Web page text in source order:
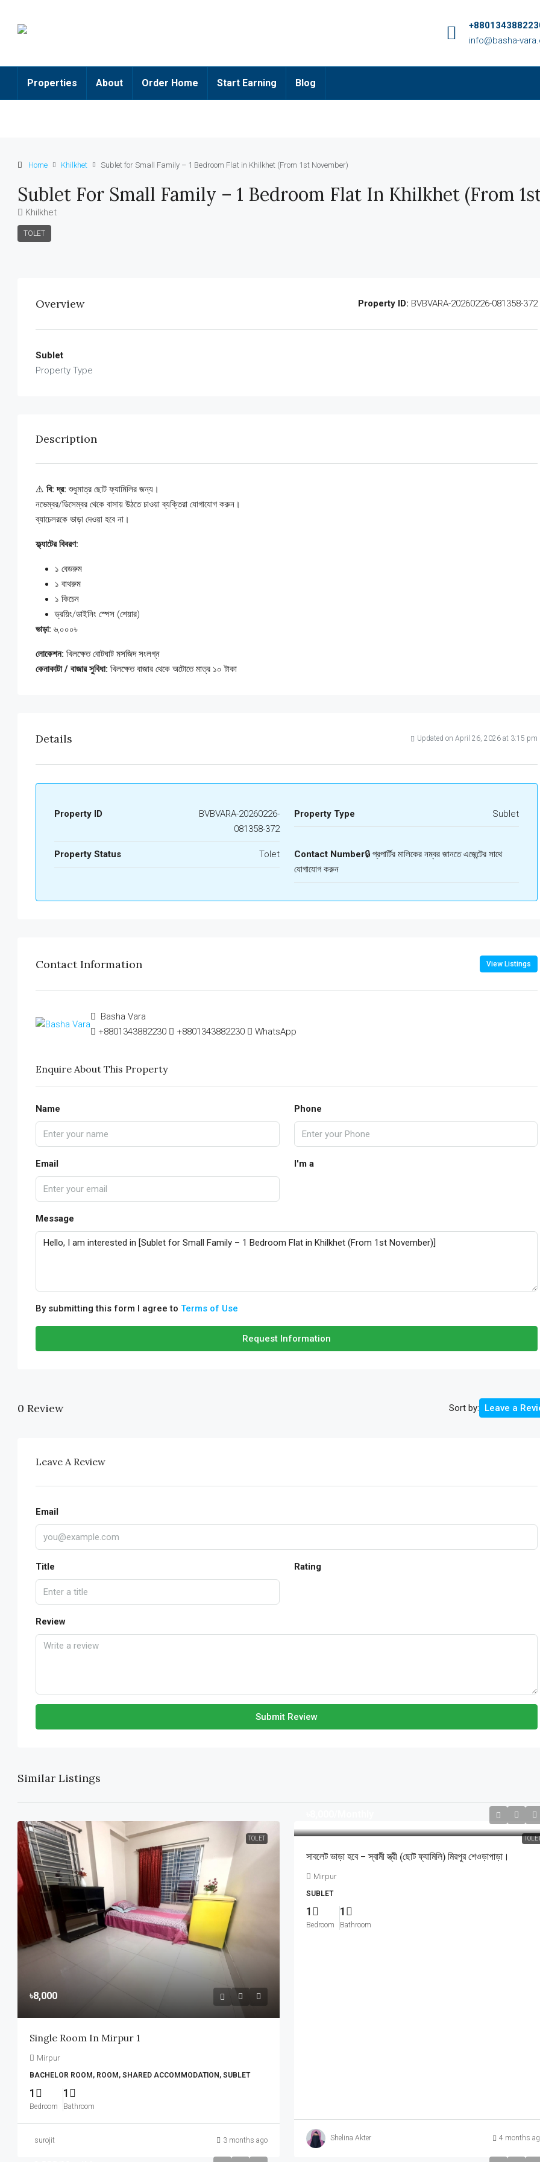
info@basha-
Properties About Order Home Start Earning Blog
Home Khilkhet Sublet for Small Family – 1 Bedroom Flat in Khilkhet (From 1st November)
Sublet For Small Family – 1 Bedroom Flat In Khilkhet (From
Khilkhet
TOLET
Overview Property ID: BVBVARA-20260226-081358-372
Sublet
Property Type
Description
⚠️ বি: দ্র: শুধুমাত্র ছোট ফ্যামিলির জন্য।
নভেম্বর/ডিসেম্বর থেকে বাসায় উঠতে চাওয়া ব্যক্তিরা যোগাযোগ করুন।
ব্যাচেলরকে ভাড়া দেওয়া হবে না।
ফ্ল্যাটের বিবরণ:
১ বেডরুম
১ বাথরুম
১ কিচেন
ড্রয়িং/ডাইনিং স্পেস (শেয়ার)
ভাড়া: ৬,০০০৳
লোকেশন: খিলক্ষেত বোটঘাট মসজিদ সংলগ্ন
কেনাকাটা / বাজার সুবিধা: খিলক্ষেত বাজার থেকে অটোতে মাত্র ১০ টাকা
Details Updated on April 26, 2026 at 3:15 pm
Property ID
BVBVARA-20260226-
081358-372
Property Type Sublet
Property Status Tolet Contact Number🔒 প্রপার্টির মালিকের নম্বর জানতে এজেন্টের সাথে
যোগাযোগ করুন
Contact Information View Listings
Basha Vara
+8801343882230
+8801343882230 WhatsApp
Enquire About This Property
Name Phone
Email I'm a
Message
By submitting this form I agree to Terms of Use
Request Information
0 Review Sort by: Leave a
Leave A Review
Email
Title Rating
Review
Submit Review
Similar Listings
TOLET
৳8,000
Single Room In Mirpur 1
Mirpur
BACHELOR ROOM, ROOM, SHARED ACCOMMODATION, SUBLET
1
Bedroom
1
Bathroom
surojit 3 months ago
সাবলেট ভাড়া হবে – স্বামী স্ত্রী (ছোট ফ্যামিলি) মিরপুর শেওড়াপাড়া।
Mirpur
SUBLET
1
Bedroom
1
Bathroom
Shelina Akter 4 months